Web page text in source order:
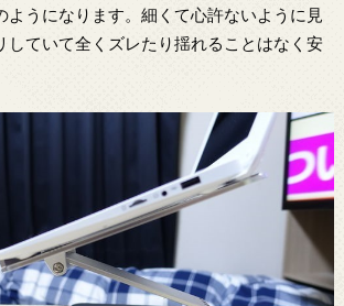
ようになります。細くて心許ないように見
していて全くズレたり揺れることはなく安